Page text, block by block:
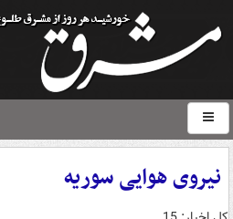
نیروی هوایی سوریه